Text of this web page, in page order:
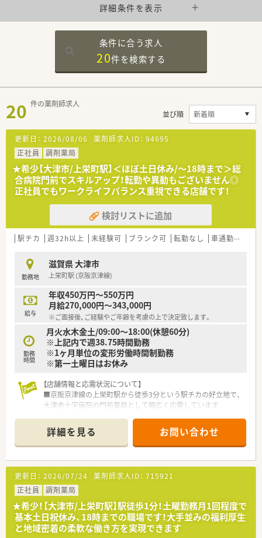
詳細条件を表示
条件に合う求人
20件を検索する
20 件の薬剤師求人
並び順
更新日： 2026/08/06 薬剤師求人ID： 94695
正社員
調剤薬局
★希少【大津市/上栄町駅】＜ほぼ土日休み/～18時まで＞総
合病院門前でスキルアップ！転勤や異動もございません◎
正社員でもワークライフバランス重視できる店舗です！
検討リストに追加
駅チカ 週32h以上 未経験可 ブランク可 転勤なし 車通勤可
勤務地
滋賀県 大津市
上栄町駅 (京阪京津線)
給与
年収450万円～550万円
月給270,000円～343,000円
※ご面接後、ご経験やご年齢を考慮の上で決定致します。
勤務
時間
月火水木金土/09:00～18:00(休憩60分)
※上記内で週38.75時間勤務
※1ヶ月単位の変形労働時間制勤務
※第一土曜日はお休み
【店舗情報と応需状況について】
■京阪京津線の上栄町駅から徒歩3分という駅チカの好立地で、
大津赤十字病院の門前薬局として幅広く応需しています
師は常時6名から7名体制で手厚く配置されています
■事務スタッフも4名体制と充実しており、2階建ての店舗では
ベルトコンベアを活用してスムーズに業務を行っています
【法人特徴について】
■近畿エリアにて7店舗を経営しており、新規出店も行うなど安
定した基盤と勢いを兼ね備えた成長を続ける企業です
■代表はMR出身で現場への理解が深く、明るく楽しく元気よく
をモットーに従業員が満足できる環境を整えています
■離職率が非常に低いことが大きな特徴で、5年から10年の間、
離職者が出ていない店舗も多数存在している法人です
詳細を見る お問い合わせ
更新日： 2026/07/24 薬剤師求人ID： 715921
正社員
調剤薬局
★希少！【大津市/上栄町駅】駅徒歩1分！土曜勤務月1回程度で
基本土日祝休み、18時までの職場です！大手並みの福利厚生
と地域密着の柔軟な働き方を実現できます